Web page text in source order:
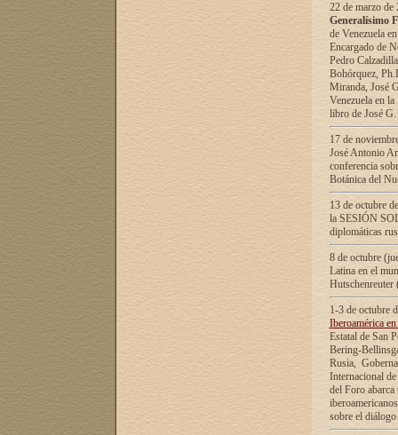
22 de marzo
Generalísimo
de Venezuela
Encargado de
Pedro
Bohórquez,
Miranda, José
Venezuela en
libro de José
17 de
José Antonio
conferencia
Botánica del
13 de octubre
la SESIÓN
diplomáticas
8 de octubre
Latina en el
1-3 de octubre
Iberoamérica
Estatal de San
Bering-
Rusia,
Internacional
del Foro
sobre el